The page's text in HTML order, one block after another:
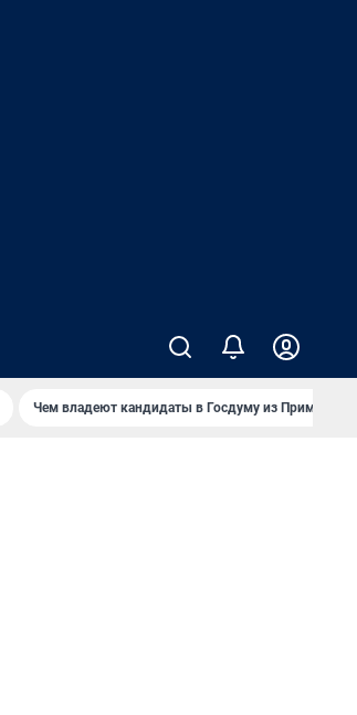
Чем владеют кандидаты в Госдуму из Приморья